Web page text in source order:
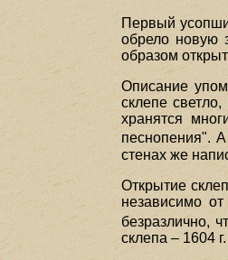
Первый
обрело новую
образом
Описание
склепе
хранятся
песнопения".
стенах же
Открытие
независимо
безразлично,
склепа – 1604 г.